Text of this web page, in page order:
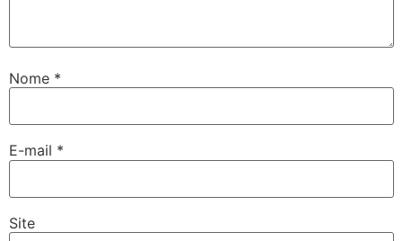
Nome *
E-mail *
Site